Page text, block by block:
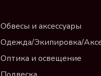
Обвесы и аксессуары
Одежда/Экипировка/
Оптика и освещение